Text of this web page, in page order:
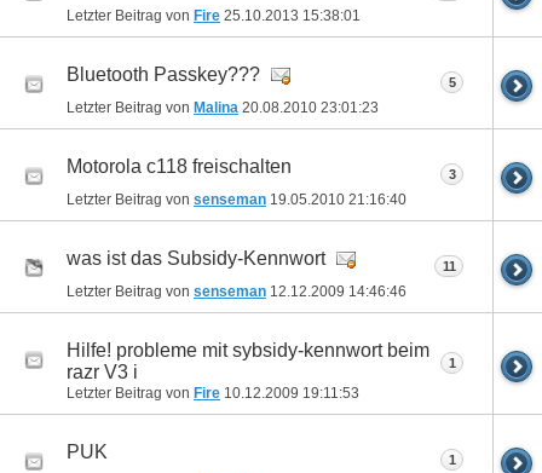
Letzter Beitrag von Fire 25.10.2013 15:38:01
Bluetooth Passkey???
Letzter Beitrag von Malina 20.08.2010 23:01:23
5
Motorola c118 freischalten
Letzter Beitrag von senseman 19.05.2010 21:16:40
3
was ist das Subsidy-Kennwort
Letzter Beitrag von senseman 12.12.2009 14:46:46
11
Hilfe! probleme mit sybsidy-kennwort beim
razr V3 i
Letzter Beitrag von Fire 10.12.2009 19:11:53
1
PUK 1